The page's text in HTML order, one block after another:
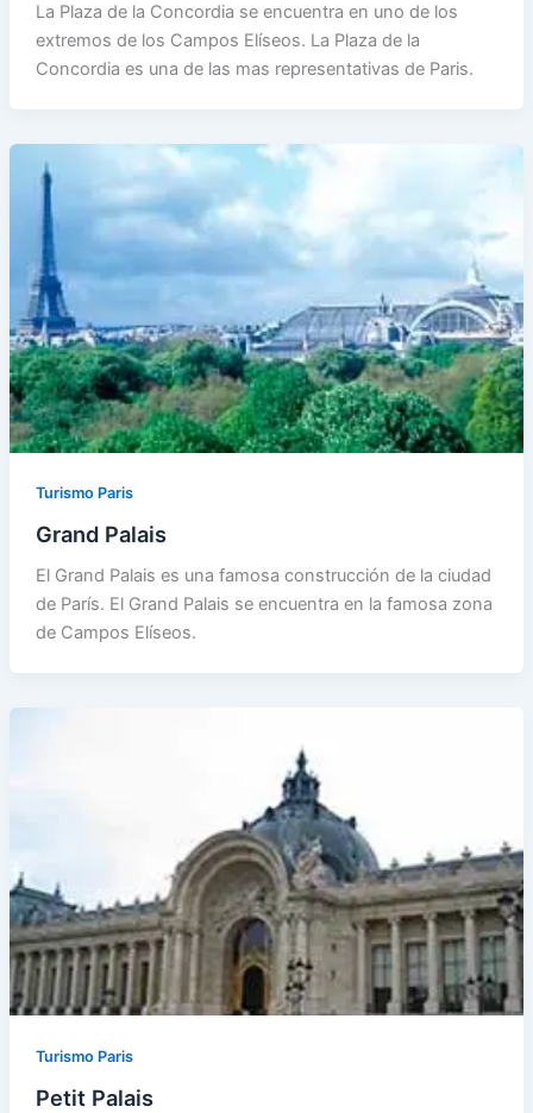
La Plaza de la Concordia se encuentra en uno de los
extremos de los Campos Elíseos. La Plaza de la
Concordia es una de las mas representativas de Paris.
Turismo Paris
Grand Palais
El Grand Palais es una famosa construcción de la ciudad
de París. El Grand Palais se encuentra en la famosa zona
de Campos Elíseos.
Turismo Paris
Petit Palais